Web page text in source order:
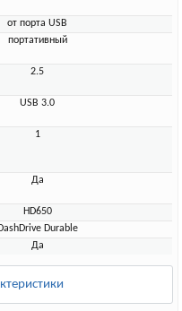
от порта USB
портативный
2.5
USB 3.0
1
Да
HD650
DashDrive Durable
Да